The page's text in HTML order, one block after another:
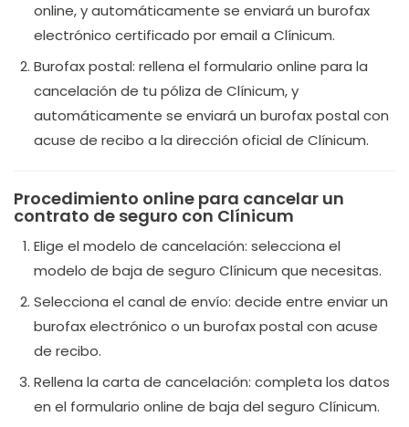
online, y automáticamente se enviará un burofax
electrónico certificado por email a Clínicum.
Burofax postal: rellena el formulario online para la
cancelación de tu póliza de Clínicum, y
automáticamente se enviará un burofax postal con
acuse de recibo a la dirección oficial de Clínicum.
Procedimiento online para cancelar un
contrato de seguro con Clínicum
Elige el modelo de cancelación: selecciona el
modelo de baja de seguro Clínicum que necesitas.
Selecciona el canal de envío: decide entre enviar un
burofax electrónico o un burofax postal con acuse
de recibo.
Rellena la carta de cancelación: completa los datos
en el formulario online de baja del seguro Clínicum.